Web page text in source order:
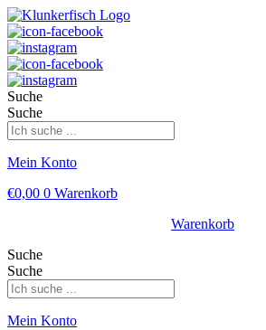
Suche
Suche
Mein Konto
€0,00 0 Warenkorb
Warenkorb
Suche
Suche
Mein Konto